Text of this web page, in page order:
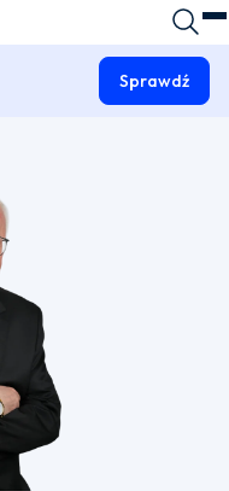
Sprawdź